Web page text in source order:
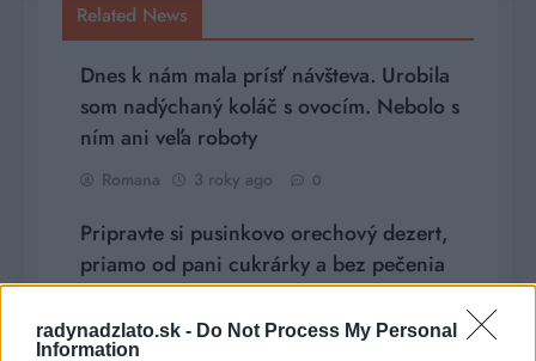
radynadzlato.sk - Do Not Process My Personal
Information
Related News
Dnes k nám mala prísť návšteva. Urobila
som nadýchaný koláč s ovocím. Nebolo s
ním ani veľa roboty
Romana 3 roky ago 0
Pripravte si pusinkovo orechový dezert,
priamo od pani cukrárky a bez pečenia